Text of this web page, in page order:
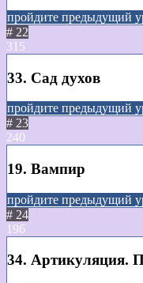
пройдите предыдущий
# 22
315
33. Сад духов
пройдите предыдущий
# 23
240
19. Вампир
пройдите предыдущий
# 24
196
34. Артикуляция.